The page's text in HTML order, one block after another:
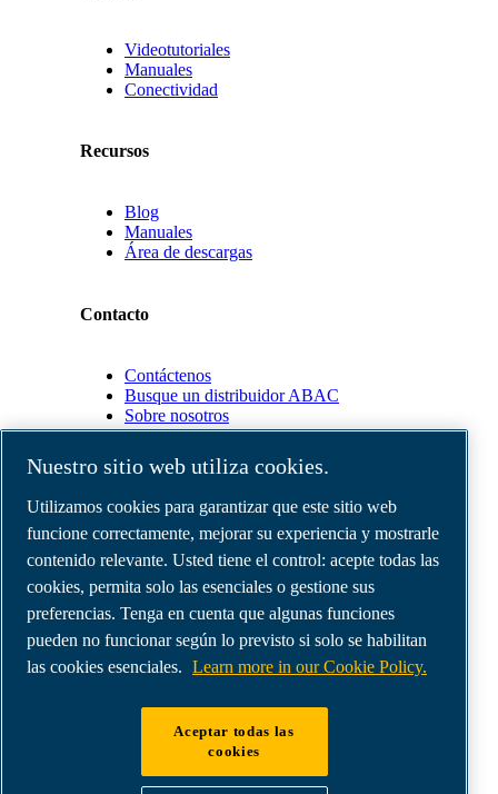
Videotutoriales
Manuales
Conectividad
Recursos
Blog
Manuales
Área de descargas
Contacto
Contáctenos
Busque un distribuidor ABAC
Sobre nosotros
Socios
Área
de
distribuidores
E-
Connect
2.0
Business
Portal
Gallery
Compresores de aire ABAC
Nuestro sitio web utiliza cookies.
Utilizamos cookies para garantizar que este sitio web
funcione correctamente, mejorar su experiencia y mostrarle
contenido relevante. Usted tiene el control: acepte todas las
cookies, permita solo las esenciales o gestione sus
preferencias. Tenga en cuenta que algunas funciones
pueden no funcionar según lo previsto si solo se habilitan
las cookies esenciales. Learn more in our Cookie Policy.
Aceptar todas las
cookies